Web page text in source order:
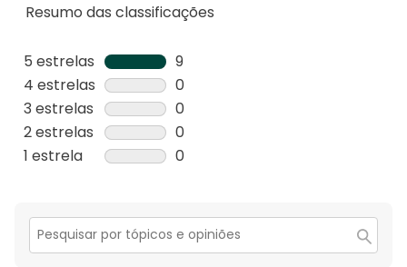
Resumo das classificações
5 estrelas estrelas
9
9
análises
com
5
4 estrelas estrelas
0
0
análise
com
3 estrelas estrelas
0
0
análise
estrelas.
2 estrelas estrelas
0
0
2
estrelas.
1 estrela estrelas
0
com
1
Secção